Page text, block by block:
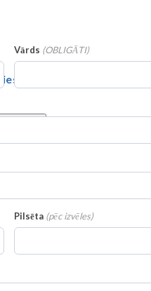
Piesakieties
Vārds (OBLIGĀTI)
Pilsēta (pēc izvēles)